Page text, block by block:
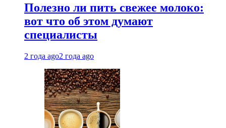
Полезно ли пить свежее молоко:
вот что об этом думают
специалисты
2 года ago2 года ago